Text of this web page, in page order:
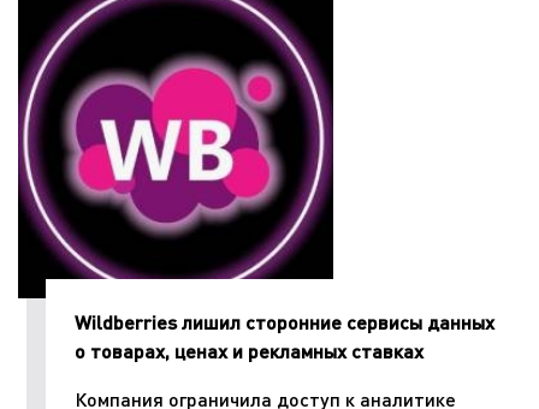
Wildberries лишил сторонние сервисы данных
о товарах, ценах и рекламных ставках
Компания ограничила доступ к аналитике